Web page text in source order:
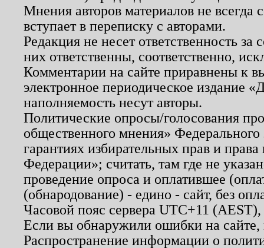
Мнения авторов материалов не
вступает в переписку с авторами.
Редакция не несет ответственность
них ответственны, соответственно,
Комментарии на сайте приравнены к
электронное периодическое издание
наполняемость несут авторы.
Политические опросы/голосования
общественного мнения»
гарантиях избирательных прав и
Федерации»; считать, там где не
проведение опроса и оплатившее
(обнародование) - едино - сайт, без
Часовой пояс сервера UTC+11
Если вы обнаружили ошибки на
Распространение информации о